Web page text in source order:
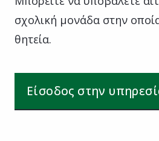
σχολική μονάδα στην
θητεία.
Είσοδος στην